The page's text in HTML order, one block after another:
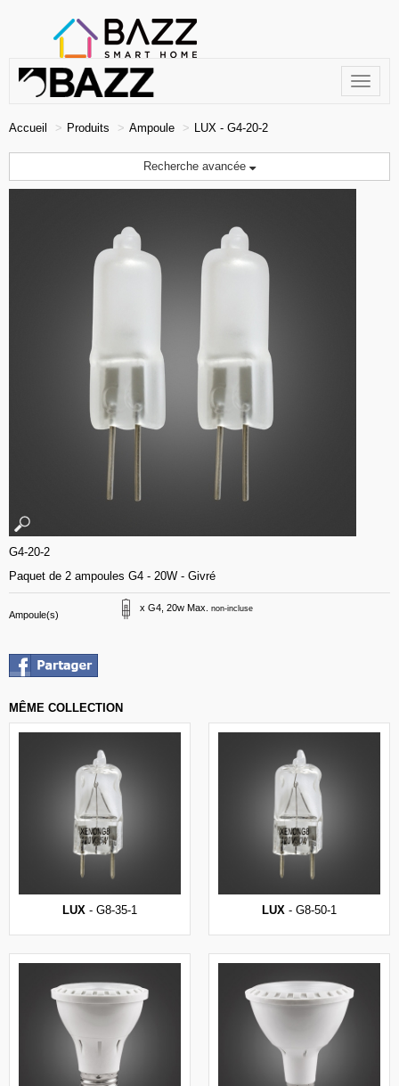
Toggle
Accueil Produits Ampoule LUX - G4-20-2
Recherche avancée
G4-20-2
Paquet de 2 ampoules G4 - 20W - Givré
Ampoule(s)
x G4, 20w Max. non-incluse
MÊME COLLECTION
LUX - G8-35-1 LUX - G8-50-1